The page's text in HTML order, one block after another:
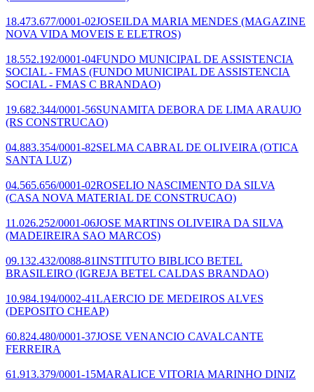
18.473.677/0001-02JOSEILDA MARIA MENDES (MAGAZINE
NOVA VIDA MOVEIS E ELETROS)
18.552.192/0001-04FUNDO MUNICIPAL DE ASSISTENCIA
SOCIAL - FMAS (FUNDO MUNICIPAL DE ASSISTENCIA
SOCIAL - FMAS C BRANDAO)
19.682.344/0001-56SUNAMITA DEBORA DE LIMA ARAUJO
(RS CONSTRUCAO)
04.883.354/0001-82SELMA CABRAL DE OLIVEIRA (OTICA
SANTA LUZ)
04.565.656/0001-02ROSELIO NASCIMENTO DA SILVA
(CASA NOVA MATERIAL DE CONSTRUCAO)
11.026.252/0001-06JOSE MARTINS OLIVEIRA DA SILVA
(MADEIREIRA SAO MARCOS)
09.132.432/0088-81INSTITUTO BIBLICO BETEL
BRASILEIRO (IGREJA BETEL CALDAS BRANDAO)
10.984.194/0002-41LAERCIO DE MEDEIROS ALVES
(DEPOSITO CHEAP)
60.824.480/0001-37JOSE VENANCIO CAVALCANTE
FERREIRA
61.913.379/0001-15MARALICE VITORIA MARINHO DINIZ